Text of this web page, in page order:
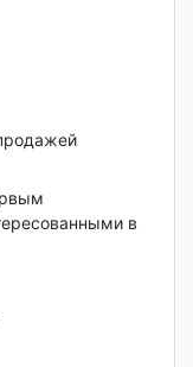
в